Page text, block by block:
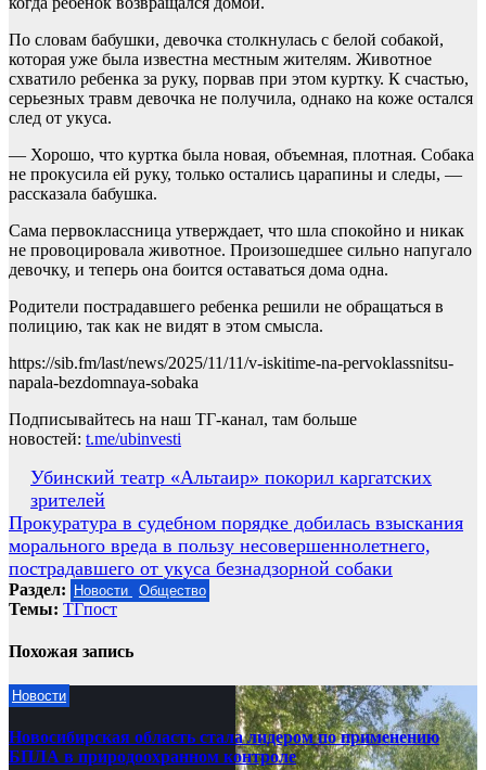
По словам бабушки, девочка столкнулась с белой собакой,
которая уже была известна местным жителям. Животное
схватило ребенка за руку, порвав при этом куртку. К счастью,
серьезных травм девочка не получила, однако на коже остался
след от укуса.
— Хорошо, что куртка была новая, объемная, плотная. Собака
не прокусила ей руку, только остались царапины и следы, —
рассказала бабушка.
Сама первоклассница утверждает, что шла спокойно и никак
не провоцировала животное. Произошедшее сильно напугало
девочку, и теперь она боится оставаться дома одна.
Родители пострадавшего ребенка решили не обращаться в
полицию, так как не видят в этом смысла.
https://sib.fm/last/news/2025/11/11/v-iskitime-na-pervoklassnitsu-
napala-bezdomnaya-sobaka
Подписывайтесь на наш ТГ-канал, там больше
новостей: t.me/ubinvesti
Навигация
по
записям
Убинский театр «Альтаир» покорил каргатских
зрителей
Прокуратура в судебном порядке добилась взыскания
морального вреда в пользу несовершеннолетнего,
пострадавшего от укуса безнадзорной собаки
Раздел: Новости Общество
Темы: ТГпост
Похожая запись
Новости
Новосибирская область стала лидером по применению
БПЛА в природоохранном контроле